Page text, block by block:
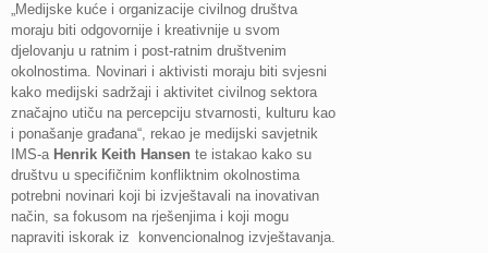
„Medijske kuće i organizacije civilnog društva
moraju biti odgovornije i kreativnije u svom
djelovanju u ratnim i post-ratnim društvenim
okolnostima. Novinari i aktivisti moraju biti svjesni
kako medijski sadržaji i aktivitet civilnog sektora
značajno utiču na percepciju stvarnosti, kulturu kao
i ponašanje građana“, rekao je medijski savjetnik
IMS-a Henrik Keith Hansen te istakao kako su
društvu u specifičnim konfliktnim okolnostima
potrebni novinari koji bi izvještavali na inovativan
način, sa fokusom na rješenjima i koji mogu
napraviti iskorak iz konvencionalnog izvještavanja.